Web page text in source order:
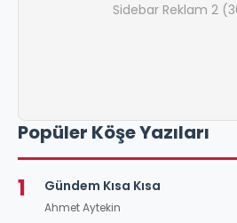
Sidebar Reklam 2
Popüler Köşe Yazıları
1 Gündem Kısa Kısa
Ahmet Aytekin